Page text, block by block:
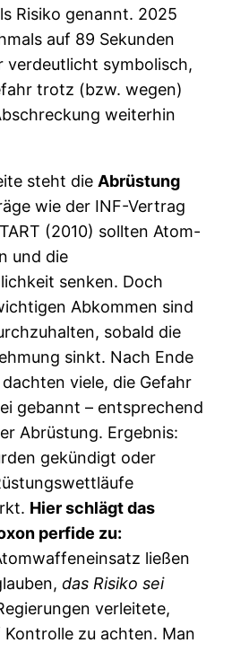
Risiko genannt. 2025
auf 89 Sekunden
verdeutlicht symbolisch,
trotz (bzw. wegen)
weiterhin
steht die Abrüstung
wie der INF-Vertrag
(2010) sollten Atom-
und die
senken. Doch
Abkommen sind
sobald die
sinkt. Nach Ende
viele, die Gefahr
gebannt – entsprechend
Abrüstung. Ergebnis:
gekündigt oder
Hier schlägt das
perfide zu:
ließen
das Risiko sei
verleitete,
zu achten. Man